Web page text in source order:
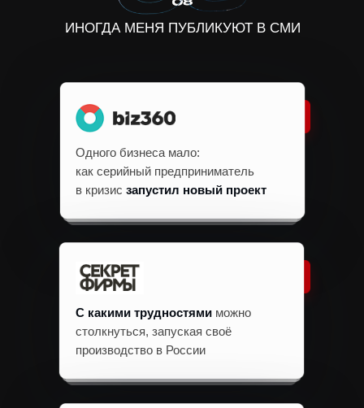
ИНОГДА МЕНЯ ПУБЛИКУЮТ В СМИ
Одного бизнеса мало:
как серийный предприниматель
в кризис запустил новый проект
С какими трудностями можно
столкнуться, запуская своё
производство в России